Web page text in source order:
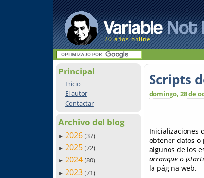
20 años online
Principal
Inicio
El autor
Contactar
Archivo del blog
► 2026 (37)
► 2025 (72)
► 2024 (80)
► 2023 (71)
Scripts
domingo, 28 de
Inicializaciones
obtener datos o
algunos de los
arranque o
la página web.